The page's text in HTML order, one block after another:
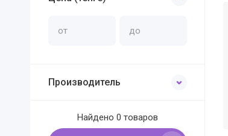
Производитель
Найдено 0 товаров